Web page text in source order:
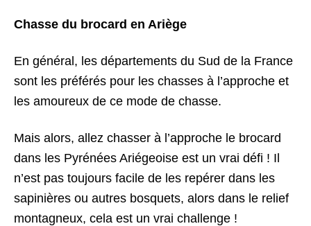
Chasse du brocard en Ariège
En général, les départements du Sud de la France
sont les préférés pour les chasses à l’approche et
les amoureux de ce mode de chasse.
Mais alors, allez chasser à l’approche le brocard
dans les Pyrénées Ariégeoise est un vrai défi ! Il
n’est pas toujours facile de les repérer dans les
sapinières ou autres bosquets, alors dans le relief
montagneux, cela est un vrai challenge !